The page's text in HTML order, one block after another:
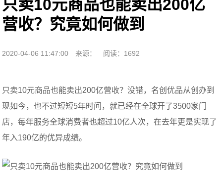
只卖10元商品也能卖出200亿
营收？究竟如何做到
2020-04-06 11:47:00 来源： 阅读：1692
只卖10元商品也能卖出200亿营收？没错，名创优品从创办到
现如今，也不过短短5年时间，就已经在全球开了3500家门
店，每年服务全球消费者也超过10亿人次，在去年更是实现了
年入190亿的优异成绩。